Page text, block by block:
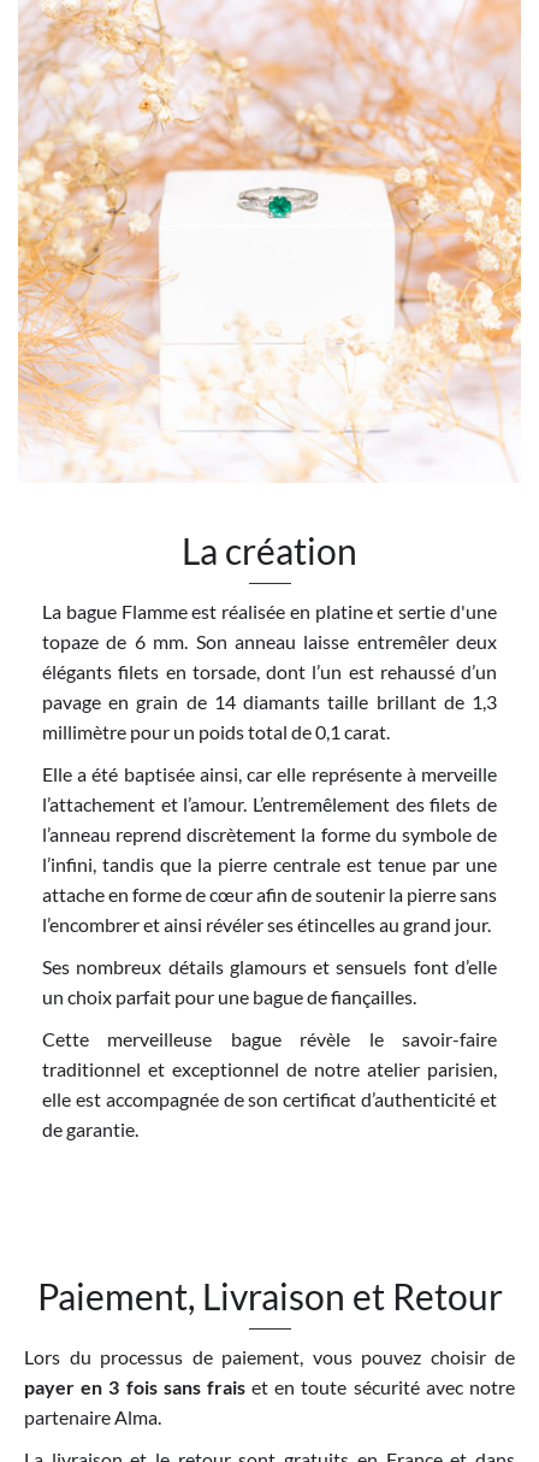
La création
La bague Flamme est réalisée en platine et sertie d'une
topaze de 6 mm. Son anneau laisse entremêler deux
élégants filets en torsade, dont l’un est rehaussé d’un
pavage en grain de 14 diamants taille brillant de 1,3
millimètre pour un poids total de 0,1 carat.
Elle a été baptisée ainsi, car elle représente à merveille
l’attachement et l’amour. L’entremêlement des filets de
l’anneau reprend discrètement la forme du symbole de
l’infini, tandis que la pierre centrale est tenue par une
attache en forme de cœur afin de soutenir la pierre sans
l’encombrer et ainsi révéler ses étincelles au grand jour.
Ses nombreux détails glamours et sensuels font d’elle
un choix parfait pour une bague de fiançailles.
Cette merveilleuse bague révèle le savoir-faire
traditionnel et exceptionnel de notre atelier parisien,
elle est accompagnée de son certificat d’authenticité et
de garantie.
Paiement, Livraison et Retour
Lors du processus de paiement, vous pouvez choisir de
payer en 3 fois sans fraiset en toute sécurité avec notre
partenaire Alma.